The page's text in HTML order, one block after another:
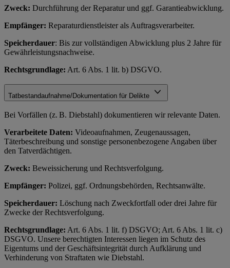
Zweck: Durchführung der Reparatur und ggf. Garantieabwicklung.
Empfänger: Reparaturdienstleister als Auftragsverarbeiter.
Speicherdauer: Bis zur vollständigen Abwicklung plus 2 Jahre für
Gewährleistungsnachweise.
Rechtsgrundlage: Art. 6 Abs. 1 lit. b) DSGVO.
Tatbestandaufnahme/Dokumentation für Delikte
Bei Vorfällen (z. B. Diebstahl) dokumentieren wir relevante Daten.
Verarbeitete Daten: Videoaufnahmen, Zeugenaussagen,
Täterbeschreibung und sonstige personenbezogene Angaben über
den Tatverdächtigen.
Zweck: Beweissicherung und Rechtsverfolgung.
Empfänger: Polizei, ggf. Ordnungsbehörden, Rechtsanwälte.
Speicherdauer: Löschung nach Zweckfortfall oder drei Jahre für
Zwecke der Rechtsverfolgung.
Rechtsgrundlage: Art. 6 Abs. 1 lit. f) DSGVO; Art. 6 Abs. 1 lit. c)
DSGVO. Unsere berechtigten Interessen liegen im Schutz des
Eigentums und der Geschäftsintegrität durch Aufklärung und
Verhinderung von Straftaten wie Diebstahl.